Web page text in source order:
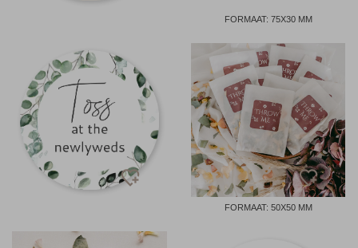
FORMAAT: 75X30 MM
FORMAAT: 50X50 MM